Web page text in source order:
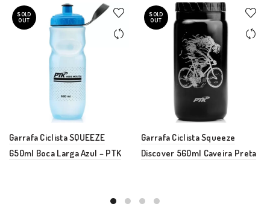
SOLD
OUT
Garrafa Ciclista SQUEEZE
650ml Boca Larga Azul – PTK
SOLD
OUT
Garrafa Ciclista Squeeze
Discover 560ml Caveira Preta